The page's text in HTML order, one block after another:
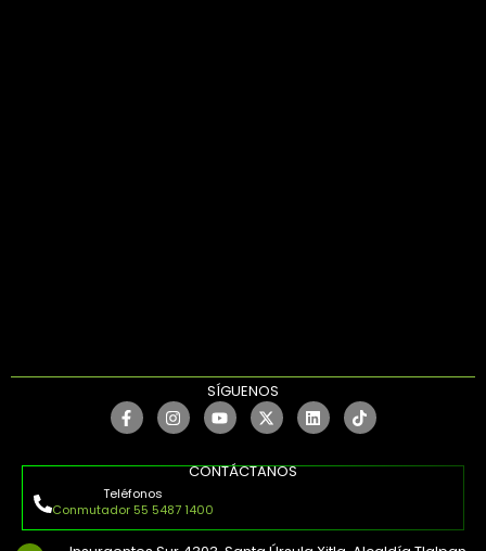
SÍGUENOS
CONTÁCTANOS
Teléfonos
Conmutador 55 5487 1400